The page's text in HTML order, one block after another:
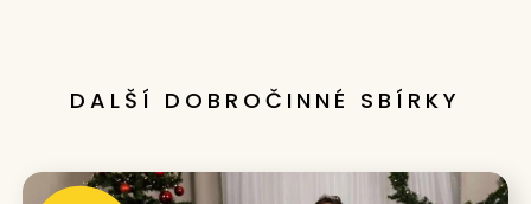
DALŠÍ DOBROČINNÉ SBÍRKY